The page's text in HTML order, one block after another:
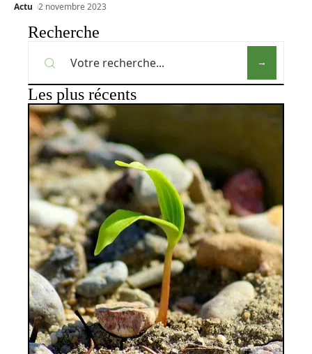
Actu 2 novembre 2023
Recherche
Les plus récents